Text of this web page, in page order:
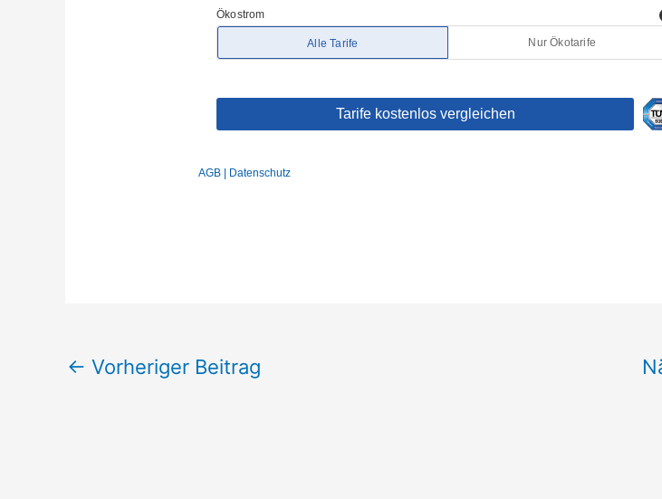
← Vorheriger Beitrag